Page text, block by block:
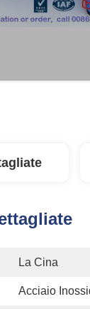
La Cina
Acciaio